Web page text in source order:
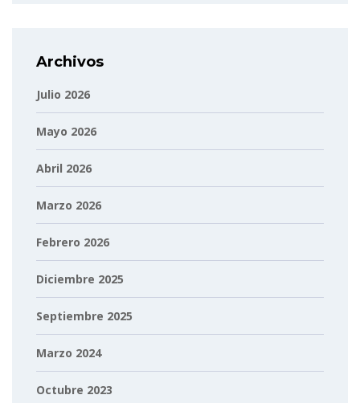
Archivos
Julio 2026
Mayo 2026
Abril 2026
Marzo 2026
Febrero 2026
Diciembre 2025
Septiembre 2025
Marzo 2024
Octubre 2023